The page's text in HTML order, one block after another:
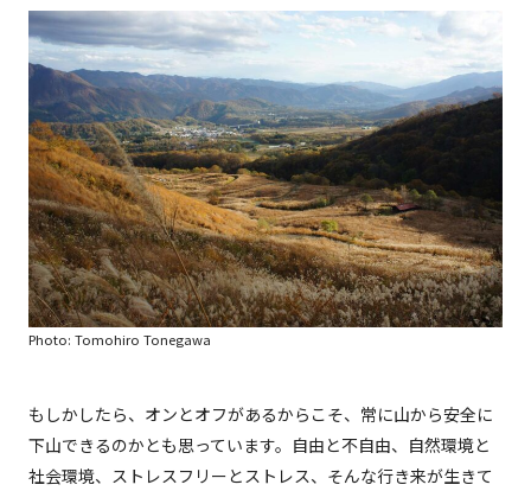
Photo: Tomohiro Tonegawa
もしかしたら、オンとオフがあるからこそ、常に山から安全に
下山できるのかとも思っています。自由と不自由、自然環境と
社会環境、ストレスフリーとストレス、そんな行き来が生きて